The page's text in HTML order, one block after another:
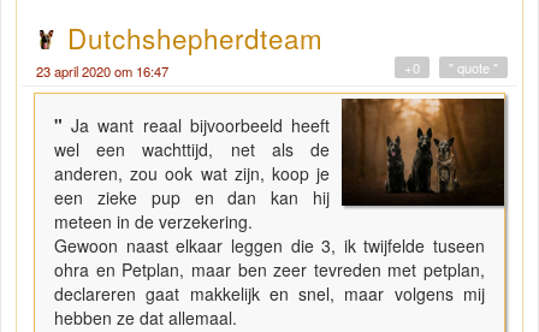
Dutchshepherdteam
23 april 2020 om 16:47 " quote "
+0
"Ja want reaal bijvoorbeeld heeft
wel een wachttijd, net als de
anderen, zou ook wat zijn, koop je
een zieke pup en dan kan hij
meteen in de verzekering.
Gewoon naast elkaar leggen die 3, ik twijfelde tuseen
ohra en Petplan, maar ben zeer tevreden met petplan,
declareren gaat makkelijk en snel, maar volgens mij
hebben ze dat allemaal.